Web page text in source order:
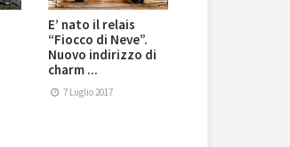
E’ nato il relais
“Fiocco di Neve”.
Nuovo indirizzo di
charm ...
7 Luglio 2017